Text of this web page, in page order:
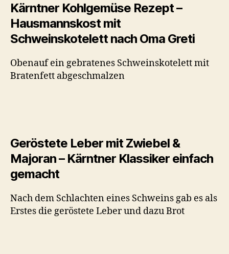
Kärntner Kohlgemüse Rezept –
Hausmannskost mit
Schweinskotelett nach Oma Greti
Obenauf ein gebratenes Schweinskotelett mit
Bratenfett abgeschmalzen
Geröstete Leber mit Zwiebel &
Majoran – Kärntner Klassiker einfach
gemacht
Nach dem Schlachten eines Schweins gab es als
Erstes die geröstete Leber und dazu Brot